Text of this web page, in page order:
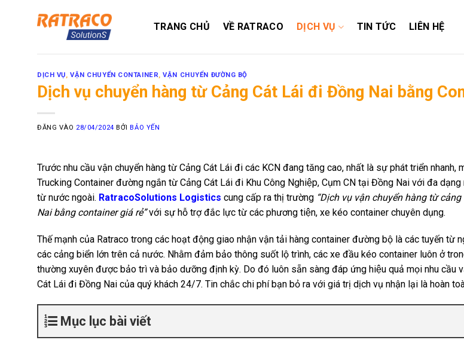
TRANG CHỦ VỀ RATRACO DỊCH VỤ TIN TỨC LIÊN HỆ
DỊCH VỤ,VẬN CHUYỂN CONTAINER,VẬN CHUYỂN ĐƯỜNG BỘ
Dịch vụ chuyển hàng từ Cảng Cát Lái đi Đồng Nai bằng
ĐĂNG VÀO 28/04/2024 BỞIBẢO YẾN
Trước nhu cầu vận chuyển hàng từ Cảng Cát Lái đi các KCN đang tăng cao, nhất là sự phát triển nhanh,
Trucking Container đường ngắn từ Cảng Cát Lái đi Khu Công Nghiệp, Cụm CN tại Đồng Nai với đa
từ nước ngoài. RatracoSolutions Logistics cung cấp ra thị trường “Dịch vụ vận chuyển hàng từ
Nai bằng container giá rẻ”với sự hỗ trợ đắc lực từ các phương tiện, xe kéo container chuyên dụng.
Thế mạnh của Ratraco trong các hoạt động giao nhận vận tải hàng container đường bộ là các tuyến từ
các cảng biển lớn trên cả nước. Nhằm đảm bảo thông suốt lộ trình, các xe đầu kéo container luôn ở
thường xuyên được bảo trì và bảo dưỡng định kỳ. Do đó luôn sẵn sàng đáp ứng hiệu quả mọi nhu cầu
Cát Lái đi Đồng Nai của quý khách 24/7. Tin chắc chi phí bạn bỏ ra với giá trị dịch vụ nhận lại là hoàn
Mục lục bài viết